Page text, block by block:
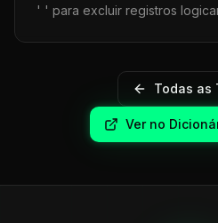
' ' para excluir registros
Todas as
Ver no